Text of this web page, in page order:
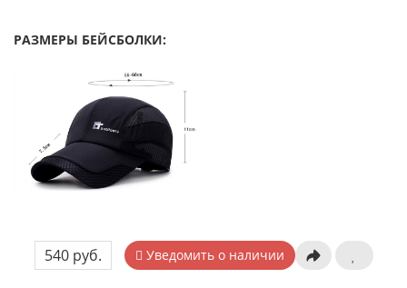
РАЗМЕРЫ БЕЙСБОЛКИ:
540 руб. Уведомить о наличии